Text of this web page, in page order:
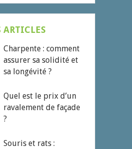
ARTICLES
Charpente : comment
assurer sa solidité et
sa longévité ?
Quel est le prix d’un
ravalement de façade
?
Souris et rats :